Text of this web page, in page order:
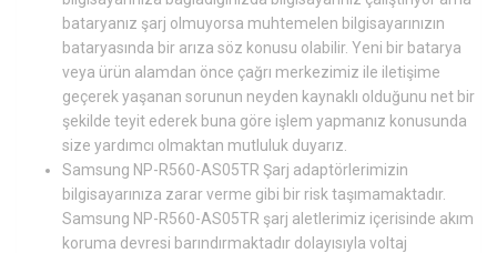
bataryanız şarj olmuyorsa muhtemelen bilgisayarınızın
bataryasında bir arıza söz konusu olabilir. Yeni bir batarya
veya ürün alamdan önce çağrı merkezimiz ile iletişime
geçerek yaşanan sorunun neyden kaynaklı olduğunu net bir
şekilde teyit ederek buna göre işlem yapmanız konusunda
size yardımcı olmaktan mutluluk duyarız.
Samsung NP-R560-AS05TR Şarj adaptörlerimizin
bilgisayarınıza zarar verme gibi bir risk taşımamaktadır.
Samsung NP-R560-AS05TR şarj aletlerimiz içerisinde akım
koruma devresi barındırmaktadır dolayısıyla voltaj